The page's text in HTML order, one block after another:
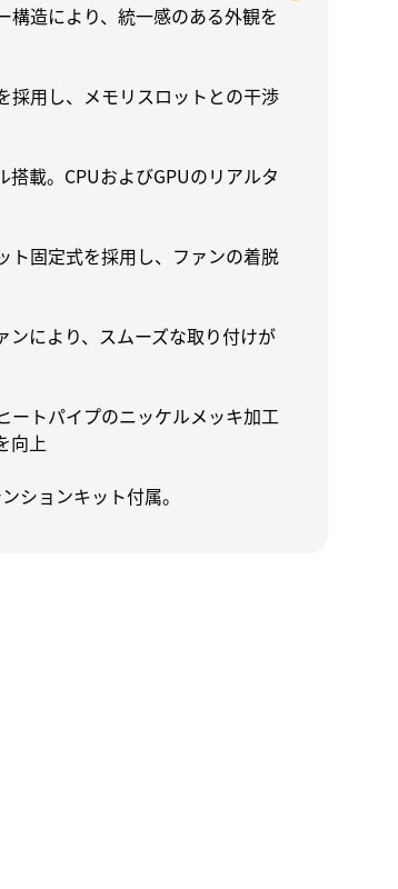
構造により、統一感のある外観を
採用し、メモリスロットとの干渉
搭載。CPUおよびGPUのリアルタ
ト固定式を採用し、ファンの着脱
ンにより、スムーズな取り付けが
ートパイプのニッケルメッキ加工
向上
ションキット付属。